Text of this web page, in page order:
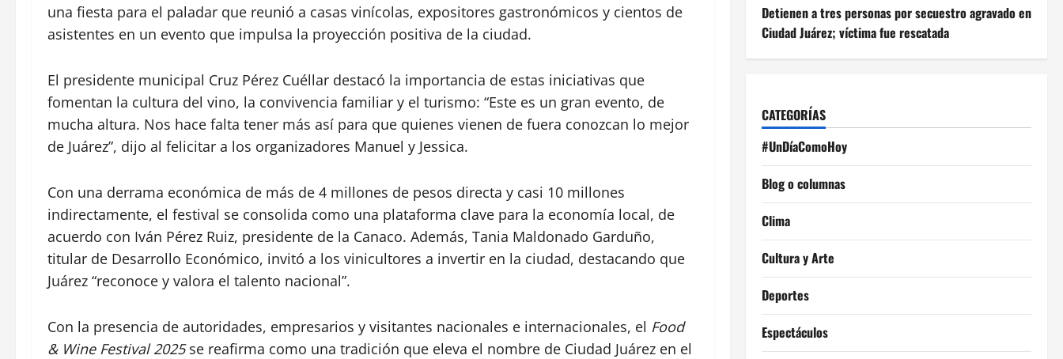
una fiesta para el paladar que reunió a casas vinícolas, expositores gastronómicos y cientos de
asistentes en un evento que impulsa la proyección positiva de la ciudad.
El presidente municipal Cruz Pérez Cuéllar destacó la importancia de estas iniciativas que
fomentan la cultura del vino, la convivencia familiar y el turismo: “Este es un gran evento, de
mucha altura. Nos hace falta tener más así para que quienes vienen de fuera conozcan lo mejor
de Juárez”, dijo al felicitar a los organizadores Manuel y Jessica.
Con una derrama económica de más de 4 millones de pesos directa y casi 10 millones
indirectamente, el festival se consolida como una plataforma clave para la economía local, de
acuerdo con Iván Pérez Ruiz, presidente de la Canaco. Además, Tania Maldonado Garduño,
titular de Desarrollo Económico, invitó a los vinicultores a invertir en la ciudad, destacando que
Juárez “reconoce y valora el talento nacional”.
Con la presencia de autoridades, empresarios y visitantes nacionales e internacionales, el Food
& Wine Festival 2025se reafirma como una tradición que eleva el nombre de Ciudad Juárez en el
Detienen a tres personas por secuestro agravado en
Ciudad Juárez; víctima fue rescatada
CATEGORÍAS
#UnDíaComoHoy
Blog o columnas
Clima
Cultura y Arte
Deportes
Espectáculos